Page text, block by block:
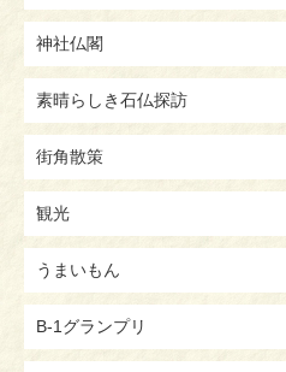
神社仏閣
素晴らしき石仏探訪
街角散策
観光
うまいもん
B-1グランプリ